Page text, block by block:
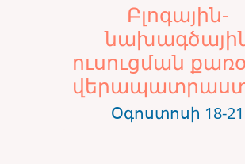
Բլոգային-
ուսուցման
Օգոստոսի 18-21